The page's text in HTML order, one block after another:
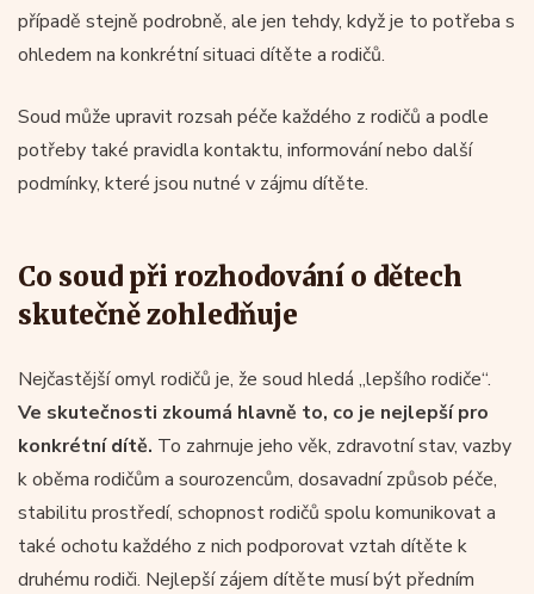
případě stejně podrobně, ale jen tehdy, když je to potřeba s
ohledem na konkrétní situaci dítěte a rodičů.
Soud může upravit rozsah péče každého z rodičů a podle
potřeby také pravidla kontaktu, informování nebo další
podmínky, které jsou nutné v zájmu dítěte.
Co soud při rozhodování o dětech
skutečně zohledňuje
Nejčastější omyl rodičů je, že soud hledá „lepšího rodiče“.
Ve skutečnosti zkoumá hlavně to, co je nejlepší pro
konkrétní dítě. To zahrnuje jeho věk, zdravotní stav, vazby
k oběma rodičům a sourozencům, dosavadní způsob péče,
stabilitu prostředí, schopnost rodičů spolu komunikovat a
také ochotu každého z nich podporovat vztah dítěte k
druhému rodiči. Nejlepší zájem dítěte musí být předním